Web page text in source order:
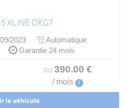
XLINE DKG7
09/2023
Automatique
Garantie 24 mois
ou 390.00 €
/ mois i
le véhicule